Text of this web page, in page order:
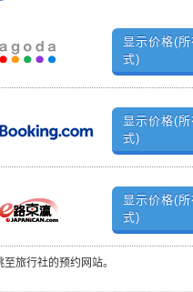
显示价格(
式)
显示价格(
式)
显示价格(
式)
至旅行社的预约网站。